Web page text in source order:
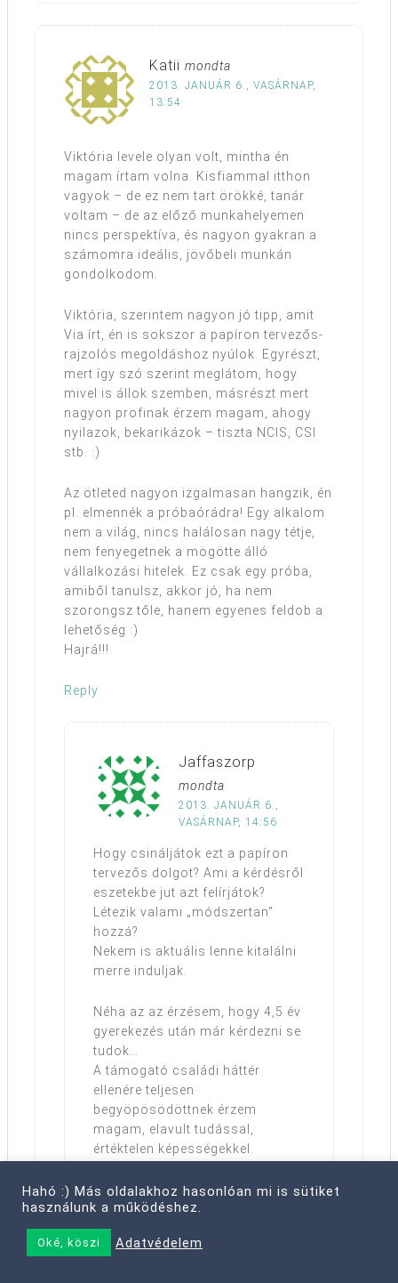
Katii mondta
2013. JANUÁR 6., VASÁRNAP,
13:54
Viktória levele olyan volt, mintha én
magam írtam volna. Kisfiammal itthon
vagyok – de ez nem tart örökké, tanár
voltam – de az előző munkahelyemen
nincs perspektíva, és nagyon gyakran a
számomra ideális, jövőbeli munkán
gondolkodom.
Viktória, szerintem nagyon jó tipp, amit
Via írt, én is sokszor a papíron tervezős-
rajzolós megoldáshoz nyúlok. Egyrészt,
mert így szó szerint meglátom, hogy
mivel is állok szemben, másrészt mert
nagyon profinak érzem magam, ahogy
nyilazok, bekarikázok – tiszta NCIS, CSI
stb. :)
Az ötleted nagyon izgalmasan hangzik, én
pl. elmennék a próbaórádra! Egy alkalom
nem a világ, nincs halálosan nagy tétje,
nem fenyegetnek a mögötte álló
vállalkozási hitelek. Ez csak egy próba,
amiből tanulsz, akkor jó, ha nem
szorongsz tőle, hanem egyenes feldob a
lehetőség :)
Hajrá!!!
Reply
Jaffaszorp
mondta
2013. JANUÁR 6.,
VASÁRNAP, 14:56
Hogy csináljátok ezt a papíron
tervezős dolgot? Ami a kérdésről
eszetekbe jut azt felírjátok?
Létezik valami „módszertan”
hozzá?
Nekem is aktuális lenne kitalálni
merre induljak.
Néha az az érzésem, hogy 4,5 év
gyerekezés után már kérdezni se
tudok…
A támogató családi háttér
ellenére teljesen
begyöpösödöttnek érzem
magam, elavult tudással,
értéktelen képességekkel.
Reply
Hahó :) Más oldalakhoz hasonlóan mi is sütiket
használunk a működéshez.
Oké, köszi Adatvédelem